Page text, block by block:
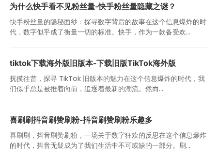
为什么快手看不见粉丝量-快手粉丝量隐藏之谜？
快手粉丝量的隐秘面纱：探寻数字背后的故事在这个信息爆炸的时
代，数字似乎成了衡量一切的标准。快手，作为一款备受欢...
tiktok下载海外版旧版本-下载旧版TikTok海外版
抚摸往昔，探寻 TikTok 旧版本的魅力在这个信息爆炸的时代，我
们似乎总是被推着向前，追逐着最新的潮流。然而...
喜刷刷抖音刷赞刷粉-抖音刷赞刷粉乐趣多
喜刷刷，抖音刷赞刷粉，一场关于数字狂欢的反思在这个信息爆炸
的时代，抖音无疑成为了我们生活中不可或缺的一部分。刷...